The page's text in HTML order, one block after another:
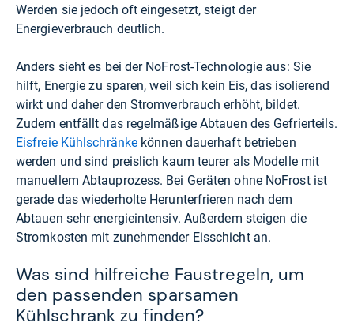
Werden sie jedoch oft eingesetzt, steigt der
Energieverbrauch deutlich.
Anders sieht es bei der NoFrost-Technologie aus: Sie
hilft, Energie zu sparen, weil sich kein Eis, das isolierend
wirkt und daher den Stromverbrauch erhöht, bildet.
Zudem entfällt das regelmäßige Abtauen des Gefrierteils.
Eisfreie Kühlschränke können dauerhaft betrieben
werden und sind preislich kaum teurer als Modelle mit
manuellem Abtauprozess. Bei Geräten ohne NoFrost ist
gerade das wiederholte Herunterfrieren nach dem
Abtauen sehr energieintensiv. Außerdem steigen die
Stromkosten mit zunehmender Eisschicht an.
Was sind hilfreiche Faustregeln, um
den passenden sparsamen
Kühlschrank zu finden?